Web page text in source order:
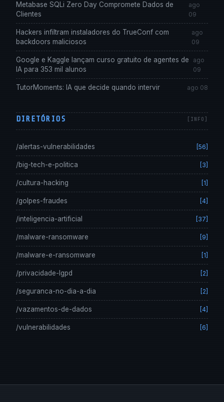
Metabase SQLi Zero Day Compromete Dados de
Clientes
ago
09
Hackers infiltram instaladores do TrueConf com
backdoors maliciosos
ago
09
Google e Kaggle lançam curso gratuito de agentes de
IA para 353 mil alunos
ago
09
TutorMoments: IA que decide quando intervir ago 08
DIRETÓRIOS
/alertas-vulnerabilidades [56]
/big-tech-e-politica [3]
/cultura-hacking [1]
/golpes-fraudes [4]
/inteligencia-artificial [37]
/malware-ransomware [9]
/malware-e-ransomware [1]
/privacidade-lgpd [2]
/seguranca-no-dia-a-dia [2]
/vazamentos-de-dados [4]
/vulnerabilidades [6]